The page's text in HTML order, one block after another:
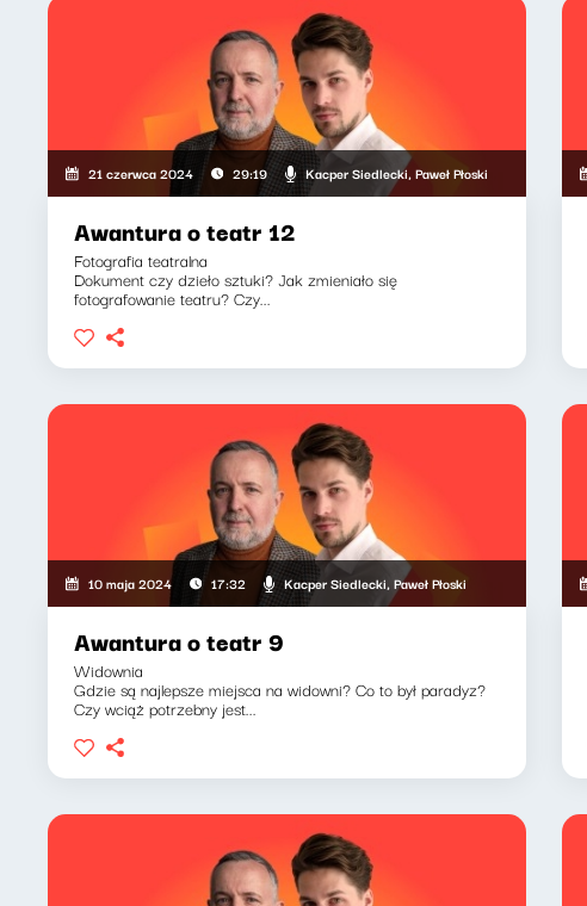
21 czerwca 2024 29:19 Kacper Siedlecki, Paweł Płoski
Awantura o teatr 12
Fotografia teatralna
Dokument czy dzieło sztuki? Jak zmieniało się
fotografowanie teatru? Czy...
10 maja 2024 17:32 Kacper Siedlecki, Paweł Płoski
Awantura o teatr 9
Widownia
Gdzie są najlepsze miejsca na widowni? Co to był paradyz?
Czy wciąż potrzebny jest...